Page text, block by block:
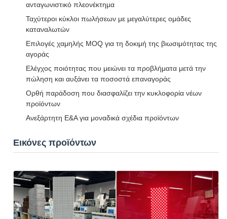
ανταγωνιστικό πλεονέκτημα
Ταχύτεροι κύκλοι πωλήσεων με μεγαλύτερες ομάδες
καταναλωτών
Επιλογές χαμηλής MOQ για τη δοκιμή της βιωσιμότητας της
αγοράς
Ελέγχος ποιότητας που μειώνει τα προβλήματα μετά την
πώληση και αυξάνει τα ποσοστά επαναγοράς
Ορθή παράδοση που διασφαλίζει την κυκλοφορία νέων
προϊόντων
Ανεξάρτητη Ε&Α για μοναδικά σχέδια προϊόντων
Εικόνες προϊόντων